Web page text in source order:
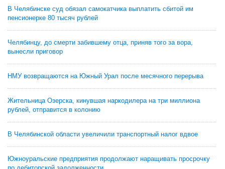
В Челябинске суд обязал самокатчика выплатить сбитой им
пенсионерке 80 тысяч рублей
Челябинцу, до смерти забившему отца, приняв того за вора,
вынесли приговор
НМУ возвращаются на Южный Урал после месячного перерыва
Жительница Озерска, кинувшая наркодилера на три миллиона
рублей, отправится в колонию
В Челябинской области увеличили транспортный налог вдвое
Южноуральские предприятия продолжают наращивать просрочку